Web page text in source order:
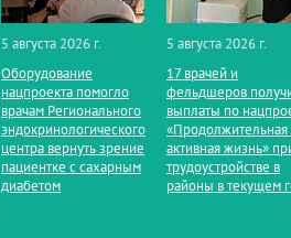
5 августа 2026 г.
Оборудование
нацпроекта помогло
врачам Регионального
эндокринологического
центра вернуть зрение
пациентке с сахарным
диабетом
5 августа 2026 г.
17 врачей и
фельдшеров
выплаты по
«Продолжительная
активная жизнь»
трудоустройстве в
районы в текущем